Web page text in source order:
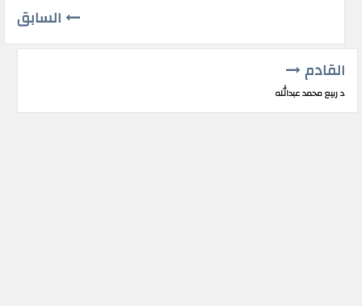
السابق
القادم
د ربيع محمد عبدالله